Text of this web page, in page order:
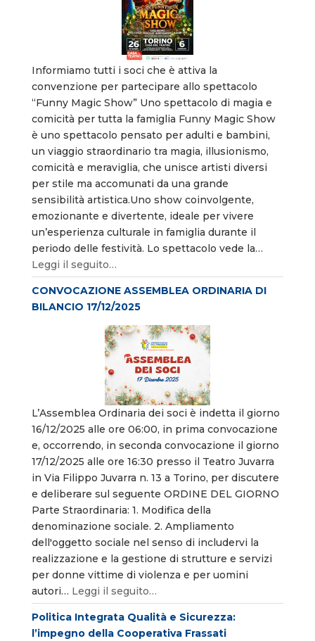
Informiamo tutti i soci che è attiva la
convenzione per partecipare allo spettacolo
“Funny Magic Show” Uno spettacolo di magia e
comicità per tutta la famiglia Funny Magic Show
è uno spettacolo pensato per adulti e bambini,
un viaggio straordinario tra magia, illusionismo,
comicità e meraviglia, che unisce artisti diversi
per stile ma accomunati da una grande
sensibilità artistica.Uno show coinvolgente,
emozionante e divertente, ideale per vivere
un’esperienza culturale in famiglia durante il
periodo delle festività. Lo spettacolo vede la…
Leggi il seguito…
CONVOCAZIONE ASSEMBLEA ORDINARIA DI
BILANCIO 17/12/2025
L’Assemblea Ordinaria dei soci è indetta il giorno
16/12/2025 alle ore 06:00, in prima convocazione
e, occorrendo, in seconda convocazione il giorno
17/12/2025 alle ore 16:30 presso il Teatro Juvarra
in Via Filippo Juvarra n. 13 a Torino, per discutere
e deliberare sul seguente ORDINE DEL GIORNO
Parte Straordinaria: 1. Modifica della
denominazione sociale. 2. Ampliamento
dell'oggetto sociale nel senso di includervi la
realizzazione e la gestione di strutture e servizi
per donne vittime di violenza e per uomini
autori… Leggi il seguito…
Politica Integrata Qualità e Sicurezza:
l’impegno della Cooperativa Frassati